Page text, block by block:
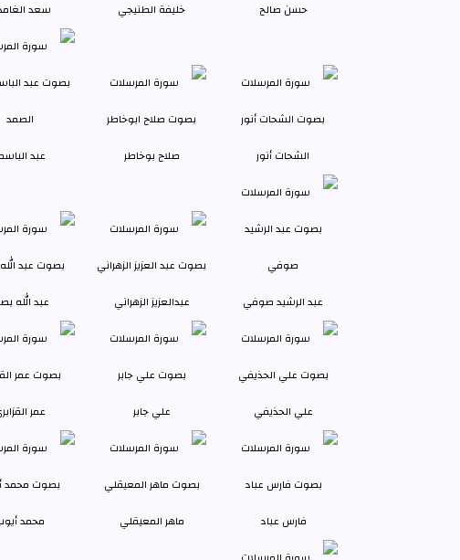
حسن صالح خليفة الطنيجي سعد
الشحات أنور صلاح بوخاطر عبد
عبد الرشيد صوفي عبدالعزيز الزهراني عبد الله
علي الحذيفي علي جابر عمر
فارس عباد ماهر المعيقلي محمد